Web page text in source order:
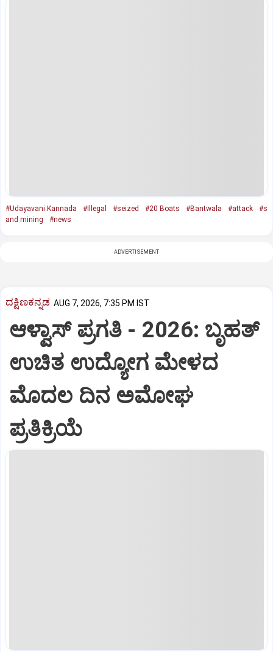
#Udayavani Kannada #Illegal #seized #20 Boats #Bantwala #attack
#s
and mining
#news
ADVERTISEMENT
ದಕ್ಷಿಣಕನ್ನಡ AUG 7, 2026, 7:35 PM IST
ಆಳ್ವಾಸ್‌ ಪ್ರಗತಿ - 2026: ಬೃಹತ್
ಉಚಿತ ಉದ್ಯೋಗ ಮೇಳದ
ಮೊದಲ ದಿನ ಅಮೋಘ
ಪ್ರತಿಕ್ರಿಯೆ